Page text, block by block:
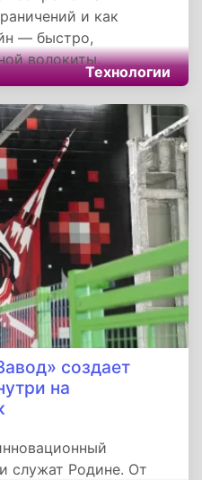
и как
— быстро,
волокиты.
Технологии
создает
на
служат Родине. От